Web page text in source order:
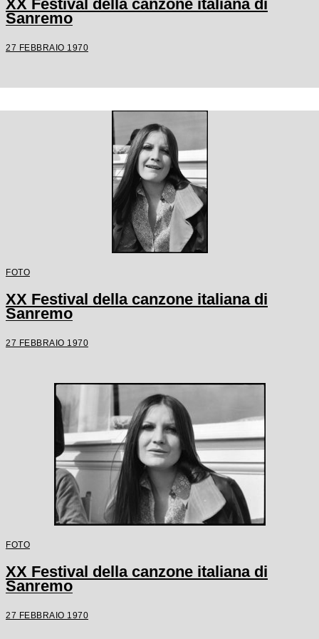
XX Festival della canzone italiana di
Sanremo
27 FEBBRAIO 1970
FOTO
XX Festival della canzone italiana di
Sanremo
27 FEBBRAIO 1970
FOTO
XX Festival della canzone italiana di
Sanremo
27 FEBBRAIO 1970